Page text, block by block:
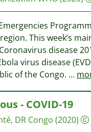
This week’s
disease
virus disease
of the Congo. ...
- COVID-19
DR Congo (2020)